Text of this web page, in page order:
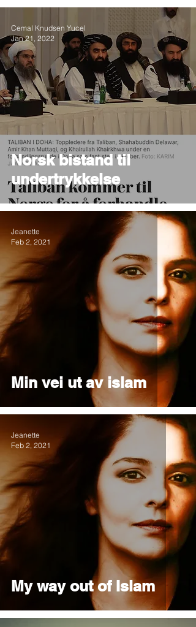
Norsk bistand til
undertrykkelse
Cemal Knudsen Yucel
Jan 21, 2022
Min vei ut av islam
Jeanette
Feb 2, 2021
My way out of Islam
Jeanette
Feb 2, 2021